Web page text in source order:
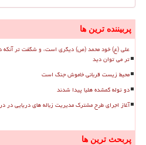
پربیننده ترین ها
علی (ع) خود محمد (ص) دیگری است، و شگفت تر آنکه
تر می توان دید
محیط زیست قربانی خاموش جنگ است
دو توله گمشده هلیا پیدا شدند
آغاز اجرای طرح مشترک مدیریت زباله های دریایی در
پربحث ترین ها